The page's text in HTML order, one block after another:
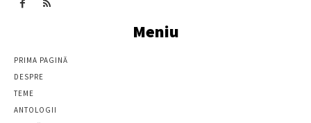
Meniu
PRIMA PAGINĂ
DESPRE
TEME
ANTOLOGII